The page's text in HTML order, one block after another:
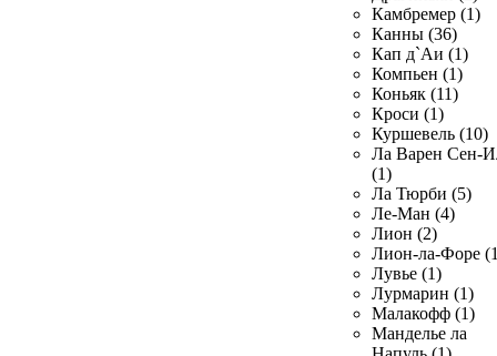
Камбремер (1)
Канны (36)
Кап д`Аи (1)
Компьен (1)
Коньяк (11)
Кроси (1)
Куршевель (10)
Ла Варен Сен-
(1)
Ла Тюрби (5)
Ле-Ман (4)
Лион (2)
Лион-ла-Форе
Лувье (1)
Лурмарин (1)
Малакофф (1)
Манделье ла